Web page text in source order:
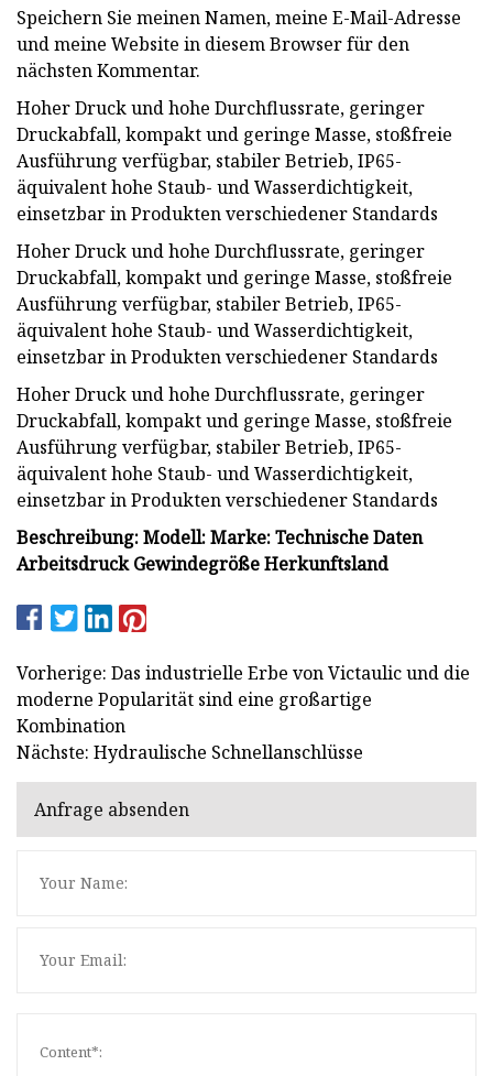
Speichern Sie meinen Namen, meine E-Mail-Adresse
und meine Website in diesem Browser für den
nächsten Kommentar.
Hoher Druck und hohe Durchflussrate, geringer
Druckabfall, kompakt und geringe Masse, stoßfreie
Ausführung verfügbar, stabiler Betrieb, IP65-
äquivalent hohe Staub- und Wasserdichtigkeit,
einsetzbar in Produkten verschiedener Standards
Hoher Druck und hohe Durchflussrate, geringer
Druckabfall, kompakt und geringe Masse, stoßfreie
Ausführung verfügbar, stabiler Betrieb, IP65-
äquivalent hohe Staub- und Wasserdichtigkeit,
einsetzbar in Produkten verschiedener Standards
Hoher Druck und hohe Durchflussrate, geringer
Druckabfall, kompakt und geringe Masse, stoßfreie
Ausführung verfügbar, stabiler Betrieb, IP65-
äquivalent hohe Staub- und Wasserdichtigkeit,
einsetzbar in Produkten verschiedener Standards
Beschreibung: Modell: Marke: Technische Daten
Arbeitsdruck Gewindegröße Herkunftsland
Vorherige: Das industrielle Erbe von Victaulic und die
moderne Popularität sind eine großartige
Kombination
Nächste: Hydraulische Schnellanschlüsse
Anfrage absenden